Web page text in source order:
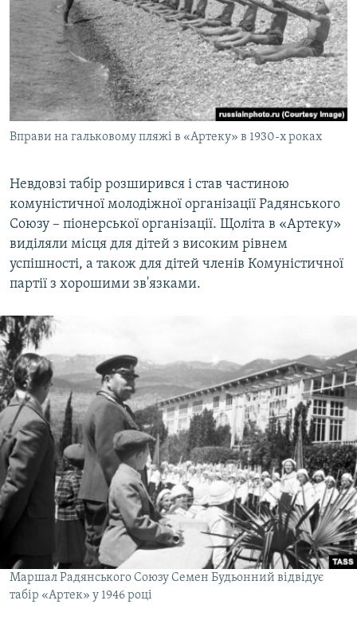
Вправи на гальковому пляжі в «Артеку» в 1930-х роках
Невдовзі табір розширився і став частиною
комуністичної молодіжної організації Радянського
Союзу – піонерської організації. Щоліта в «Артеку»
виділяли місця для дітей з високим рівнем
успішності, а також для дітей членів Комуністичної
партії з хорошими зв'язками.
Маршал Радянського Союзу Семен Будьонний відвідує
табір «Артек» у 1946 році